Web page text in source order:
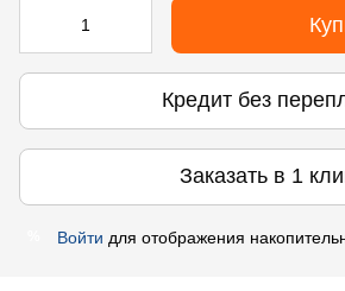
Кредит без
Заказать в 1
Войти для отображения